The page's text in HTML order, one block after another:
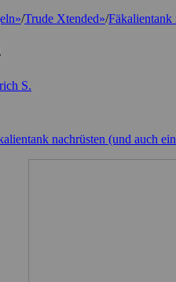
»/Trude Xtended»/Fäkalientank
S.
nachrüsten (und auch